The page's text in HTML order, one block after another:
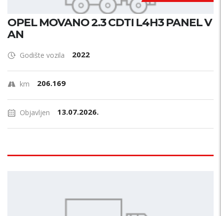
OPEL MOVANO 2.3 CDTI L4H3 PANEL V
AN
Godište vozila 2022
km 206.169
Objavljen 13.07.2026.